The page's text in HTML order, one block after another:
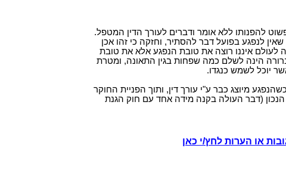
להפנותו ללא אומר ודברים לעורך הדין המטפל.
לנפגע בפועל דבר להסתיר, וחזקה כי זהו אכן
איננו רוצה את טובת הנפגע אלא את טובת
הינה לשלם כמה שפחות בגין התאונה, ומטרת
יוכל לשמש כנגדו.
מיוצג כבר ע"י עורך דין, ותוך הפניית החוקר
(דבר העולה בקנה מידה אחד עם חוק הגנת
או הערות לחץ/י כאן